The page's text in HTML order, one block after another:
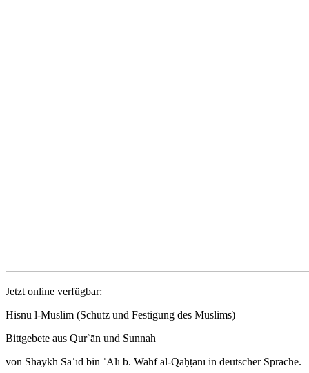
Jetzt online verfügbar:
Hisnu l-Muslim (Schutz und Festigung des Muslims)
Bittgebete aus Qurʾān und Sunnah
von Shaykh Saʿīd bin ʿAlī b. Wahf al-Qaḥṭānī in deutscher Sprache.